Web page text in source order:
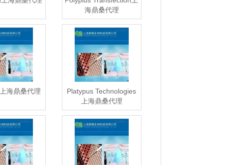
海鼎桑代理
海鼎桑代理
Platypus Technologies
上海鼎桑代理